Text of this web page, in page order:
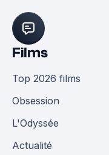
Films
Top 2026 films
Obsession
L'Odyssée
Actualité